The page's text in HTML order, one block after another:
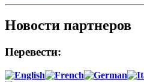
Новости партнеров
Перевести: